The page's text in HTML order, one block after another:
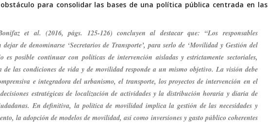
para consolidar las bases de una política pública centrada en las
et al. (2016, págs. 125-126) concluyen al destacar que: “Los responsables
de denominarse ‘Secretarios de Transporte’, para serlo de ‘Movilidad y Gestión del
es posible continuar con políticas de intervención aisladas y estrictamente sectoriales,
de las condiciones de vida y de movilidad responde a un mismo objetivo. La visión debe
e integradora del urbanismo, el transporte, los proyectos de intervención en el
estratégicas de localización de actividades y la distribución horaria y diaria de
En definitiva, la política de movilidad implica la gestión de las necesidades y
la adopción de modelos de movilidad, así como inversiones y gasto público coherentes